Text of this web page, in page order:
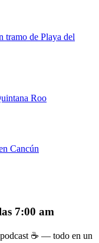
tramo de Playa del
Roo
Cancún
7:00 am
☕ — todo en un